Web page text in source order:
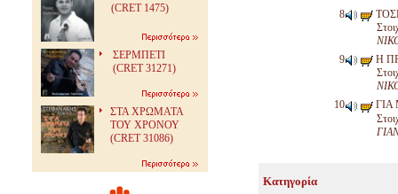
(CRET 1475)
ΣΕΡΜΠΕΤΙ
(CRET 31271)
ΣΤΑ ΧΡΩΜΑΤΑ
ΤΟΥ ΧΡΟΝΟΥ
(CRET 31086)
Η
ΓΙΑ
Κατηγορία